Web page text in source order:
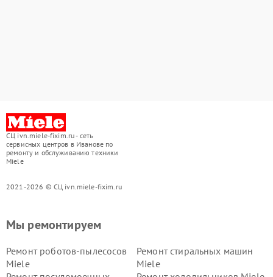
СЦ ivn.miele-fixim.ru - сеть
сервисных центров в Иванове по
ремонту и обслуживанию техники
Miele
2021-2026 © СЦ ivn.miele-fixim.ru
Мы ремонтируем
Ремонт роботов-пылесосов
Miele
Ремонт стиральных машин
Miele